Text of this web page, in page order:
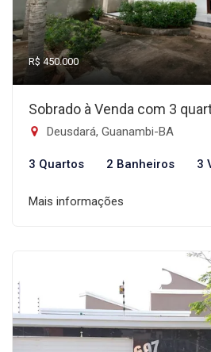
R$ 450.000
Sobrado à Venda com 3
Deusdará, Guanambi-BA
3 Quartos 2 Banheiros 3
Mais informações